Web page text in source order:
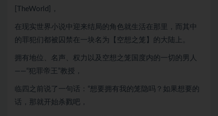
[TheWorld]，
在现实世界小说中迎来结局的角色就生活在那里，而其中
的罪犯们都被囚禁在一块名为【空想之笼】的大陆上。
拥有地位、名声、权力以及空想之笼国度内的一切的男人
——“犯罪帝王”教授，
临四之前说了一句话：“想要拥有我的笼隐吗？如果想要的
话，那就开始杀戮吧，